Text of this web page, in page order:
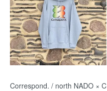
Correspond. / north NADO × C